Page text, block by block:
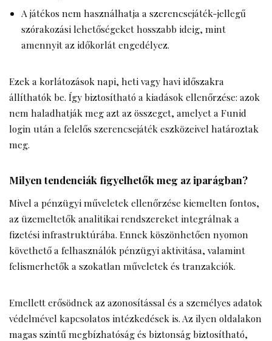
A játékos nem használhatja a szerencsejáték-jellegű
szórakozási lehetőségeket hosszabb ideig, mint
amennyit az időkorlát engedélyez.
Ezek a korlátozások napi, heti vagy havi időszakra
állíthatók be. Így biztosítható a kiadások ellenőrzése: azok
nem haladhatják meg azt az összeget, amelyet a Funid
login után a felelős szerencsejáték eszközeivel határoztak
meg.
Milyen tendenciák figyelhetők meg az iparágban?
Mivel a pénzügyi műveletek ellenőrzése kiemelten fontos,
az üzemeltetők analitikai rendszereket integrálnak a
fizetési infrastruktúrába. Ennek köszönhetően nyomon
követhető a felhasználók pénzügyi aktivitása, valamint
felismerhetők a szokatlan műveletek és tranzakciók.
Emellett erősödnek az azonosítással és a személyes adatok
védelmével kapcsolatos intézkedések is. Az ilyen oldalakon
magas szintű megbízhatóság és biztonság biztosítható,